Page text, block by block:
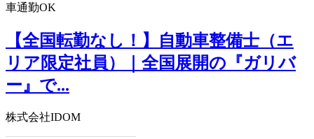
車通勤OK
【全国転勤なし！】自動車整備士（エ
リア限定社員）｜全国展開の『ガリバ
ー』で...
株式会社IDOM